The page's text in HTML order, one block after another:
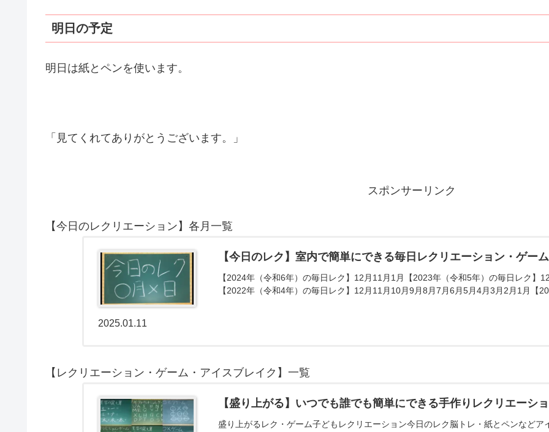
明日の予定
明日は紙とペンを使います。
「見てくれてありがとうございます。」
スポンサーリンク
【今日のレクリエーション】各月一覧
【今日のレク】室内で簡単にできる毎日レクリエーション・ゲー
【2024年（令和6年）の毎日レク】12月11月1月【2023年（令和5年）の毎日レク】
【2022年（令和4年）の毎日レク】12月11月10月9月8月7月6月5月4月3月2月1月【
2025.01.11
【レクリエーション・ゲーム・アイスブレイク】一覧
【盛り上がる】いつでも誰でも簡単にできる手作りレクリエーシ
盛り上がるレク・ゲーム子どもレクリエーション今日のレク脳トレ・紙とペンなど